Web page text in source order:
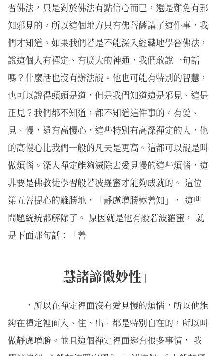
習佛法，只是對於佛法有點信心而已，還是難免有邪
知邪見的。所以這個地方只有佛菩薩講了這件事，我
們才知道。如果我們若是不能深入經藏地學習佛法，
說這個人有禪定、有廣大的神通，我們敢說一句話
嗎？什麼話也沒有辦法說。他也可能有特別的智慧，
也可以說得頭頭是道，但是我們知道這是邪見、這是
正見？我們都不知道，都不知道這件事的。有愛、
見、慢，還有高慢心，這些特別有高深禪定的人，他
的高慢心比我們一般的凡夫是更高。這都可以說是叫
做煩惱。深入禪定能夠滅除去愛見慢的這些煩惱，這
非要是佛教徒學習般若波羅蜜才能夠成就的。 這位
第五菩提心的難勝地，「靜慮增勝極善知」， 這些
問題統統都解除了。 原因就是他有般若波羅蜜， 就
是下面那句話：「善
慧諸諦微妙性」
，所以在禪定裡面沒有愛見慢的煩惱，所以他能
夠在禪定裡面入、住、出，都是特別自在的，所以叫
做靜慮增勝。並且這個禪定裡面還有很多事情， 我